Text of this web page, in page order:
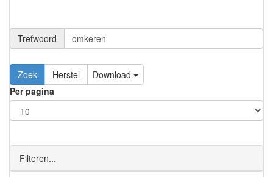
Trefwoord
Download
Per pagina
Filteren...